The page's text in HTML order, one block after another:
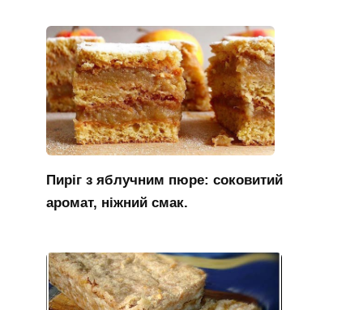
Пиріг з яблучним пюре: соковитий
аромат, ніжний смак.